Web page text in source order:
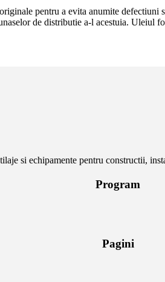
pentru a evita anumite
de distributie a-l acestuia. Uleiul
si echipamente pentru constructii,
Program
Pagini